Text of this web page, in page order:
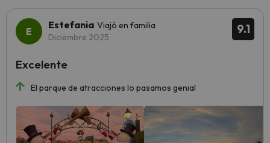
9.1
Estefania Viajó en familia
Diciembre 2025
El parque de atracciones lo pasamos genial
Excelente